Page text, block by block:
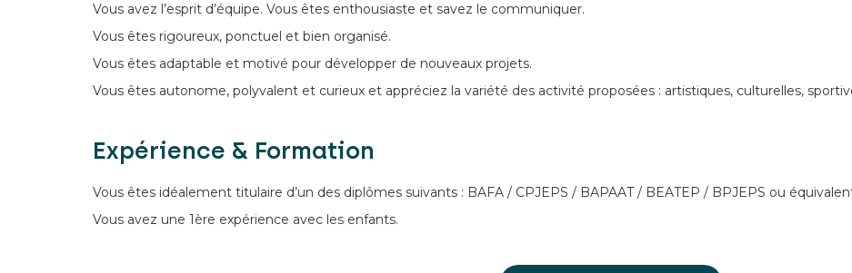
Vous avez l’esprit d’équipe. Vous êtes enthousiaste et savez le communiquer.
Vous êtes rigoureux, ponctuel et bien organisé.
Vous êtes adaptable et motivé pour développer de nouveaux projets.
Vous êtes autonome, polyvalent et curieux et appréciez la variété des activité proposées : artistiques, culturelles,
Expérience & Formation
Vous êtes idéalement titulaire d’un des diplômes suivants : BAFA / CPJEPS / BAPAAT / BEATEP / BPJEPS ou
Vous avez une 1ère expérience avec les enfants.